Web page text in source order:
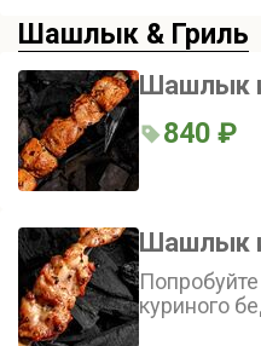
Шашлык & Гриль
Шашлык
840 ₽
Шашлык
куриного